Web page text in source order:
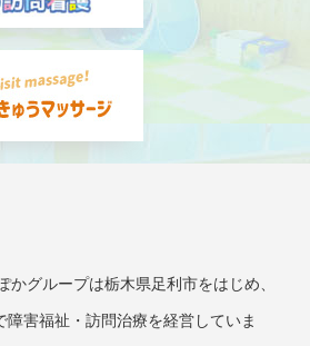
かグループは栃木県足利市をはじめ、
障害福祉・訪問治療を経営していま